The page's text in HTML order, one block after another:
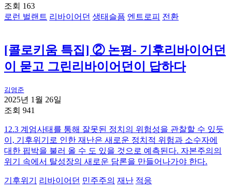
조회 163
로런 벌랜트 리바이어던 생태슬픔 엔트로피 전환
[콜로키움 특집] ② 논평- 기후리바이어던
이 묻고 그린리바이어던이 답하다
김영준
2025년 1월 26일
조회 941
12.3 계엄사태를 통해 잘못된 정치의 위험성을 관찰할 수 있듯
이, 기후위기로 인한 재난은 새로운 정치적 위험과 소수자에
대한 핍박을 불러 올 수 도 있을 것으로 예측된다. 자본주의의
위기 속에서 탈성장의 새로운 담론을 만들어나가야 한다.
기후위기 리바이어던 민주주의 재난 적응